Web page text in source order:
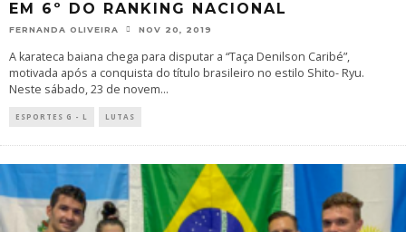
EM 6º DO RANKING NACIONAL
FERNANDA OLIVEIRA NOV 20, 2019
A karateca baiana chega para disputar a “Taça Denilson Caribé”,
motivada após a conquista do título brasileiro no estilo Shito- Ryu.
Neste sábado, 23 de novem...
ESPORTES G - L LUTAS